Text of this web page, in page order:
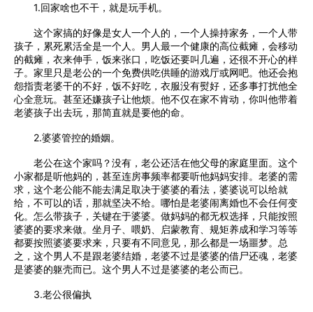
1.回家啥也不干，就是玩手机。
这个家搞的好像是女人一个人的，一个人操持家务，一个人带
孩子，累死累活全是一个人。男人最一个健康的高位截瘫，会移动
的截瘫，衣来伸手，饭来张口，吃饭还要叫几遍，还很不开心的样
子。家里只是老公的一个免费供吃供睡的游戏厅或网吧。他还会抱
怨指责老婆干的不好，饭不好吃，衣服没有熨好，还多事打扰他全
心全意玩。甚至还嫌孩子让他烦。他不仅在家不肯动，你叫他带着
老婆孩子出去玩，那简直就是要他的命。
2.婆婆管控的婚姻。
老公在这个家吗？没有，老公还活在他父母的家庭里面。这个
小家都是听他妈的，甚至连房事频率都要听他妈妈安排。老婆的需
求，这个老公能不能去满足取决于婆婆的看法，婆婆说可以给就
给，不可以的话，那就坚决不给。哪怕是老婆闹离婚也不会任何变
化。怎么带孩子，关键在于婆婆。做妈妈的都无权选择，只能按照
婆婆的要求来做。坐月子、喂奶、启蒙教育、规矩养成和学习等等
都要按照婆婆要求来，只要有不同意见，那么都是一场噩梦。总
之，这个男人不是跟老婆结婚，老婆不过是婆婆的借尸还魂，老婆
是婆婆的躯壳而已。这个男人不过是婆婆的老公而已。
3.老公很偏执